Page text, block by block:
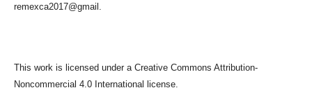
remexca2017@gmail.
This work is licensed under a Creative Commons Attribution-
Noncommercial 4.0 International license.